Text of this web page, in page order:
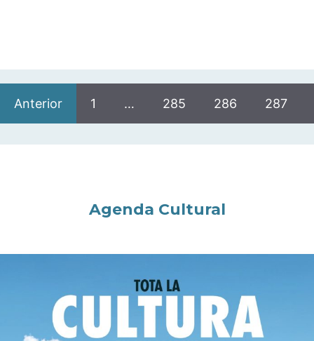
Anterior 1 … 285 286 287
Agenda Cultural